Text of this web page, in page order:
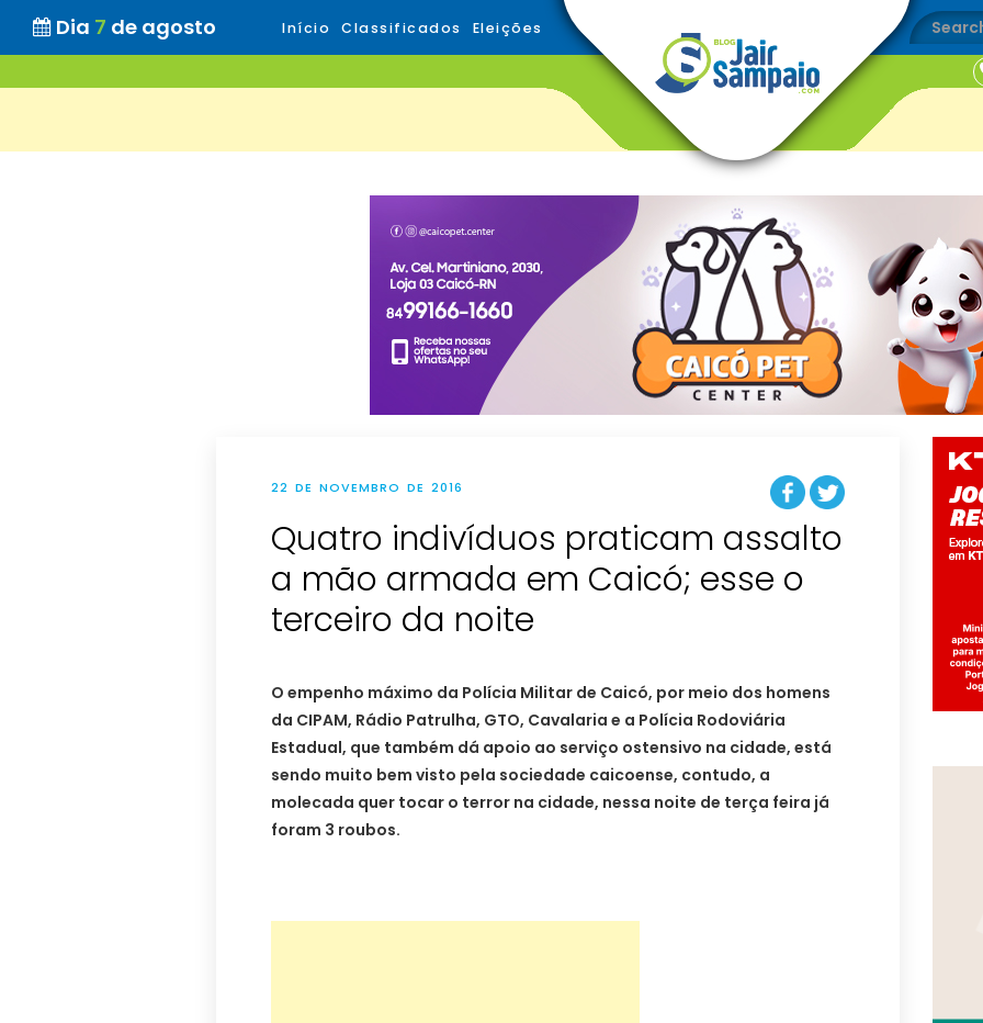
Dia 7 de agosto Início Classificados Eleições
22 DE NOVEMBRO DE 2016
Quatro indivíduos praticam assalto
a mão armada em Caicó; esse o
terceiro da noite
O empenho máximo da Polícia Militar de Caicó, por meio dos homens
da CIPAM, Rádio Patrulha, GTO, Cavalaria e a Polícia Rodoviária
Estadual, que também dá apoio ao serviço ostensivo na cidade, está
sendo muito bem visto pela sociedade caicoense, contudo, a
molecada quer tocar o terror na cidade, nessa noite de terça feira já
foram 3 roubos.